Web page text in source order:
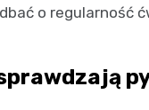
o regularność